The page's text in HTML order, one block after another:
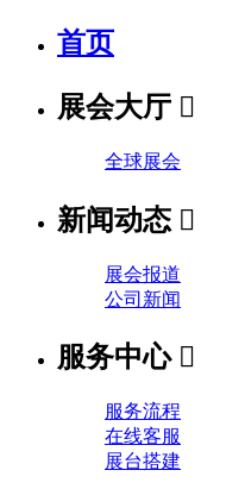
首页
展会大厅 
全球展会
新闻动态 
展会报道
公司新闻
服务中心 
服务流程
在线客服
展台搭建